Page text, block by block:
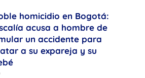
homicidio en Bogotá:
acusa a hombre de
un accidente para
a su expareja y su